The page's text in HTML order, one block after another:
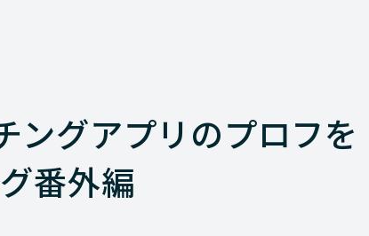
ングアプリのプロフを
番外編